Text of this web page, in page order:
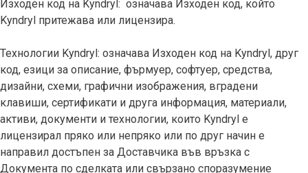
Изходен код на Kyndryl: означава Изходен код, който
Kyndryl притежава или лицензира.
Технологии Kyndryl: означава Изходен код на Kyndryl, друг
код, езици за описание, фърмуер, софтуер, средства,
дизайни, схеми, графични изображения, вградени
клавиши, сертификати и друга информация, материали,
активи, документи и технологии, които Kyndryl е
лицензирал пряко или непряко или по друг начин е
направил достъпен за Доставчика във връзка с
Документа по сделката или свързано споразумение